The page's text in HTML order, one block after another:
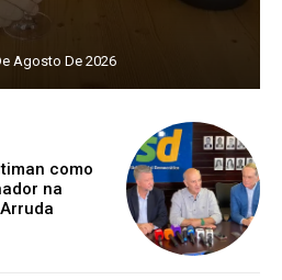
Agosto De 2026
como
na